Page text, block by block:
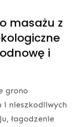
masażu z
i
grono
i nieszkodliwych
łagodzenie